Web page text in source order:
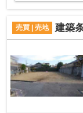
売買 | 売地 建築